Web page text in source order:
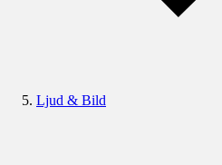
Ljud & Bild